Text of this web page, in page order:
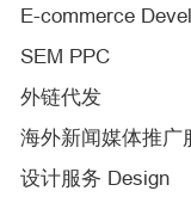
E-commerce
SEM PPC
外链代发
海外新闻媒体推广
设计服务 Design